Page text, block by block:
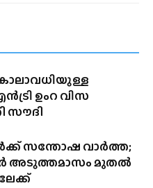
ഉംറ വിസ
സൗദി
സന്തോഷ വാർത്ത;
അടുത്തമാസം മുതൽ